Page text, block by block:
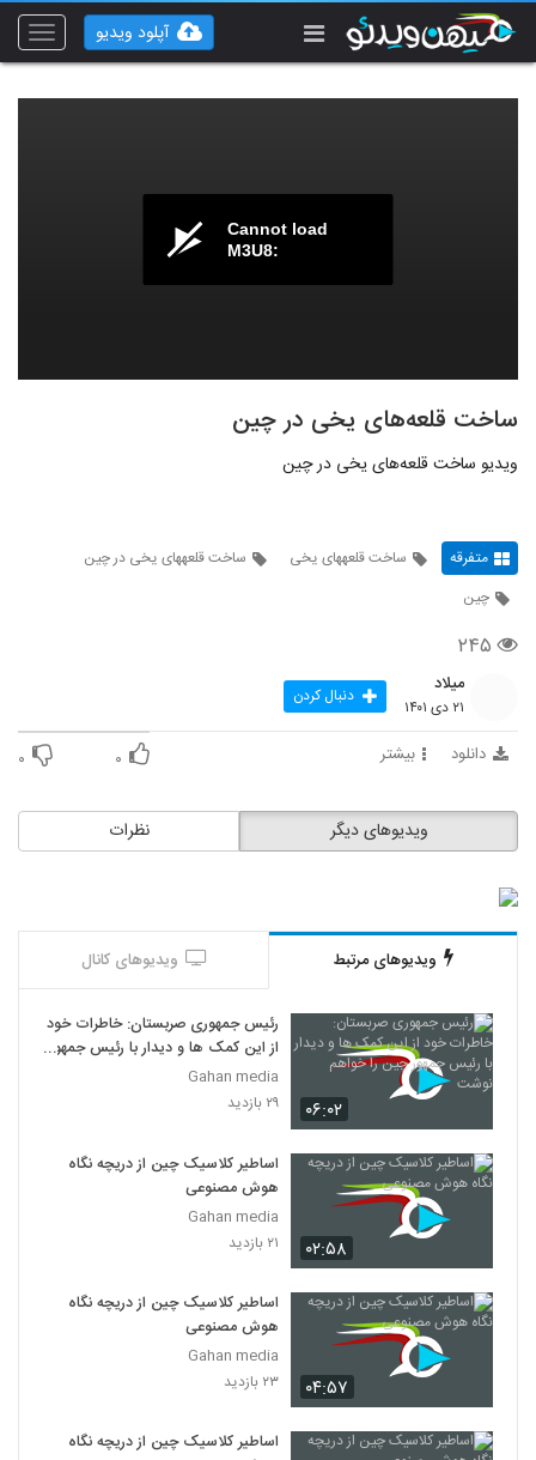
Toggle
آپلود ویدیو
Cannot load
M3U8:
ساخت قلعه‌های یخی در چین
ویدیو ساخت قلعه‌های یخی در چین
متفرقه ساخت قلعههای یخی
ساخت قلعههای یخی در چین
چین
۲۴۵
میلاد
۲۱ دی ۱۴۰۱ دنبال کردن
دانلود بیشتر ۰ ۰
نظرات ویدیوهای دیگر
ویدیوهای مرتبط ویدیوهای کانال
۰۶:۰۲
رئیس جمهوری صربستان: خاطرات خود
از این کمک ها و دیدار با رئیس جمهور
چین را خواهم نوشت
Gahan media
۲۹ بازدید
۰۲:۵۸
اساطیر کلاسیک چین از دریچه نگاه
هوش مصنوعی
Gahan media
۲۱ بازدید
۰۴:۵۷
اساطیر کلاسیک چین از دریچه نگاه
هوش مصنوعی
Gahan media
۲۳ بازدید
اساطیر کلاسیک چین از دریچه نگاه